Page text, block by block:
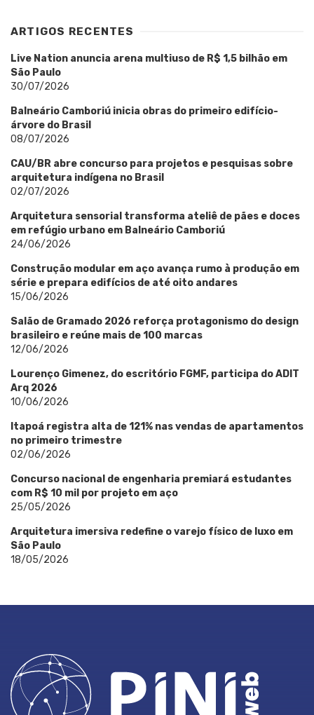
ARTIGOS RECENTES
Live Nation anuncia arena multiuso de R$ 1,5 bilhão em
São Paulo
30/07/2026
Balneário Camboriú inicia obras do primeiro edifício-
árvore do Brasil
08/07/2026
CAU/BR abre concurso para projetos e pesquisas sobre
arquitetura indígena no Brasil
02/07/2026
Arquitetura sensorial transforma ateliê de pães e doces
em refúgio urbano em Balneário Camboriú
24/06/2026
Construção modular em aço avança rumo à produção em
série e prepara edifícios de até oito andares
15/06/2026
Salão de Gramado 2026 reforça protagonismo do design
brasileiro e reúne mais de 100 marcas
12/06/2026
Lourenço Gimenez, do escritório FGMF, participa do ADIT
Arq 2026
10/06/2026
Itapoá registra alta de 121% nas vendas de apartamentos
no primeiro trimestre
02/06/2026
Concurso nacional de engenharia premiará estudantes
com R$ 10 mil por projeto em aço
25/05/2026
Arquitetura imersiva redefine o varejo físico de luxo em
São Paulo
18/05/2026